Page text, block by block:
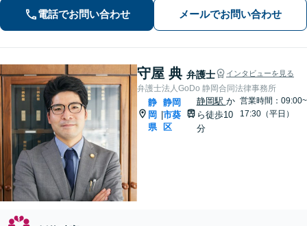
す。地域密着型の法律事務所
電話でお問い合わせ メールでお問い合わせ
守屋 典 弁護士 インタビューを見る
弁護士法人GoDo 静岡合同法律事務所
静
岡
県
|
静岡
市葵
区
静岡駅 か
ら徒歩10
分
営業時間：09:00~
17:30（平日）